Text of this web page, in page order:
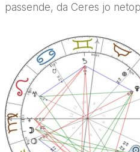
passende, da Ceres jo